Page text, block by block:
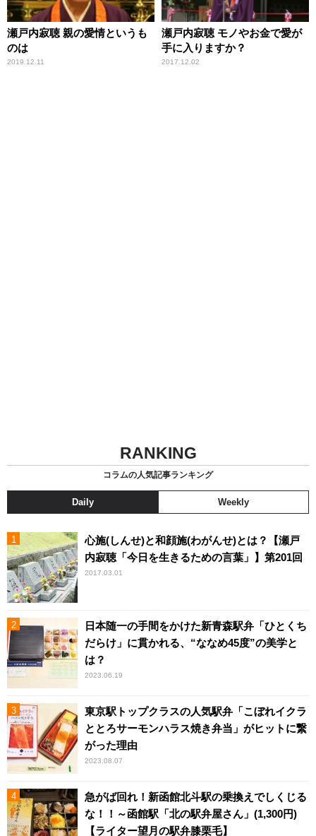
瀬戸内寂聴 親の愛情というも
のは
2019.12.11
瀬戸内寂聴 モノやお金で愛が
手に入りますか？
2017.12.02
RANKING
コラムの人気記事ランキング
Daily Weekly
心施(しんせ)と和顔施(わがんせ)とは？【瀬戸
内寂聴「今日を生きるための言葉」】第201回
2017.03.01
日本随一の手間をかけた新青森駅弁「ひとくち
だらけ」に貫かれる、“ななめ45度”の美学と
は？
2023.06.19
東京駅トップクラスの人気駅弁「こぼれイクラ
ととろサーモンハラス焼き弁当」がヒットに繋
がった理由
2023.08.07
急がば回れ！新函館北斗駅の乗換えでしくじる
な！！～函館駅「北の駅弁屋さん」(1,300円)
【ライター望月の駅弁膝栗毛】